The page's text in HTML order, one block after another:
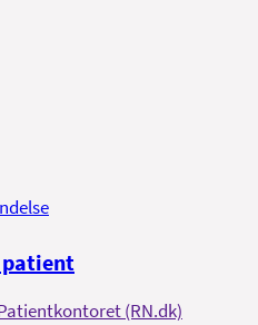
patient
(RN.dk)